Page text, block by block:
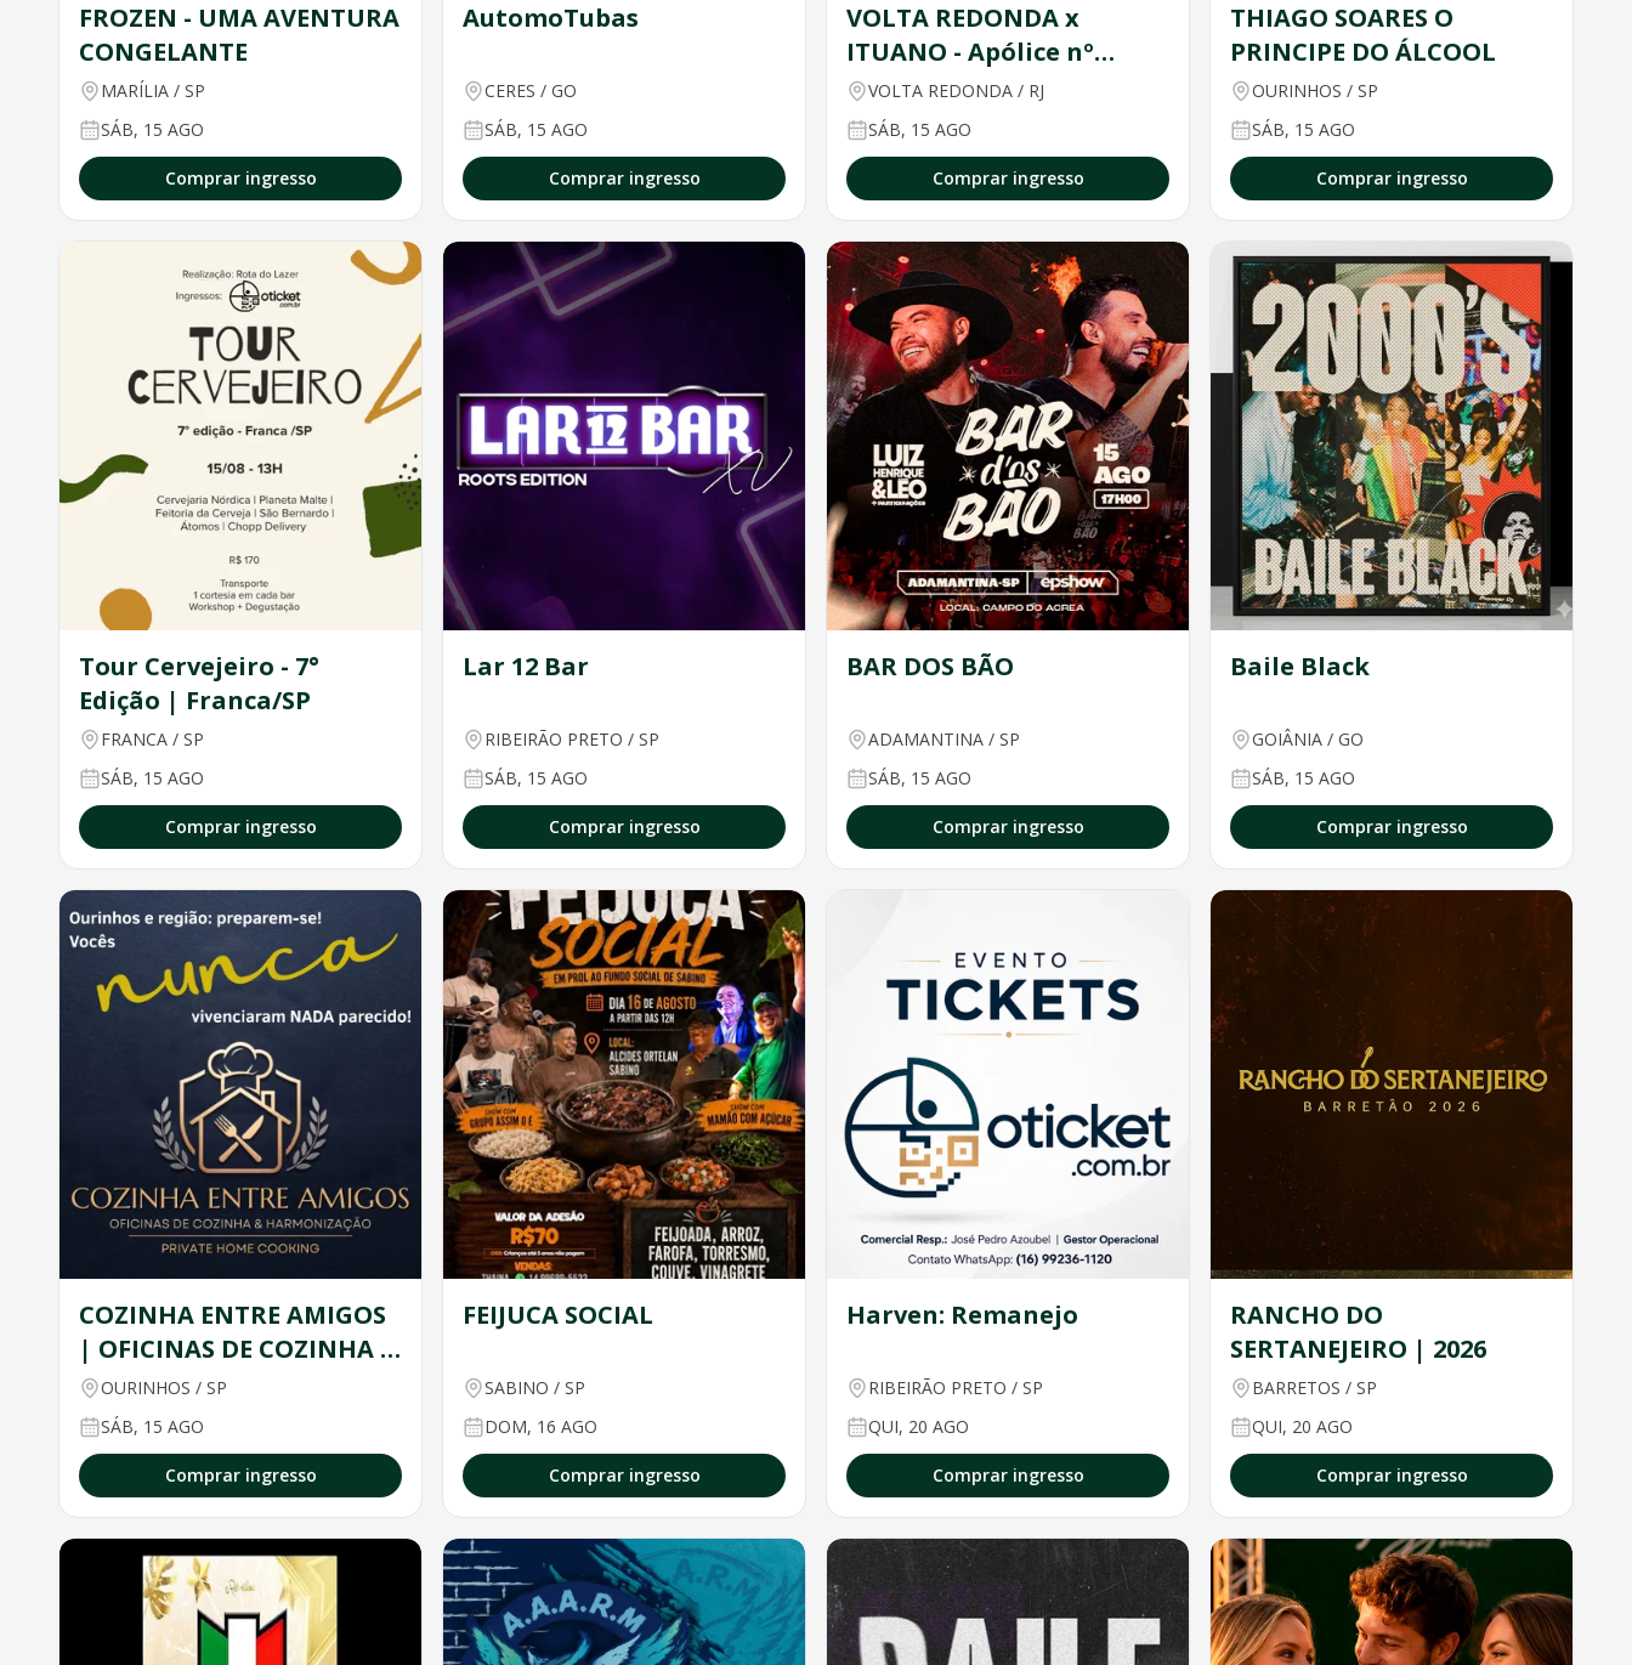
FROZEN - UMA AVENTURA
CONGELANTE
MARÍLIA / SP
SÁB, 15 AGO
Comprar ingresso
AutomoTubas
CERES / GO
SÁB, 15 AGO
Comprar ingresso
VOLTA REDONDA x
ITUANO - Apólice nº
1008200016338
VOLTA REDONDA / RJ
SÁB, 15 AGO
Comprar ingresso
THIAGO SOARES O
PRINCIPE DO ÁLCOOL
OURINHOS / SP
SÁB, 15 AGO
Comprar ingresso
Tour Cervejeiro - 7°
Edição | Franca/SP
FRANCA / SP
SÁB, 15 AGO
Comprar ingresso
Lar 12 Bar
RIBEIRÃO PRETO / SP
SÁB, 15 AGO
Comprar ingresso
BAR DOS BÃO
ADAMANTINA / SP
SÁB, 15 AGO
Comprar ingresso
Baile Black
GOIÂNIA / GO
SÁB, 15 AGO
Comprar ingresso
COZINHA ENTRE AMIGOS
| OFICINAS DE COZINHA &
HARMONIZAÇÃO |
PRIVATE HOME COOKING
OURINHOS / SP
SÁB, 15 AGO
Comprar ingresso
FEIJUCA SOCIAL
SABINO / SP
DOM, 16 AGO
Comprar ingresso
Harven: Remanejo
RIBEIRÃO PRETO / SP
QUI, 20 AGO
Comprar ingresso
RANCHO DO
SERTANEJEIRO | 2026
BARRETOS / SP
QUI, 20 AGO
Comprar ingresso